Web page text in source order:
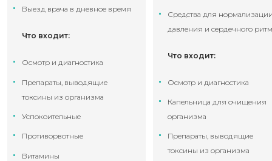
Выезд врача в дневное время
Что входит:
Осмотр и диагностика
Препараты, выводящие
токсины из организма
Успокоительные
Противорвотные
Витамины
Средства для
давления и сердечного
Что входит:
Осмотр и диагностика
Капельница для очищения
организма
Препараты, выводящие
токсины из организма